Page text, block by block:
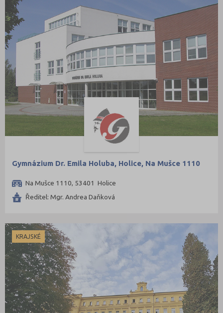
Gymnázium Dr. Emila Holuba, Holice, Na Mušce 1110
Na Mušce 1110, 53401 Holice
Ředitel: Mgr. Andrea Daňková
KRAJSKÉ